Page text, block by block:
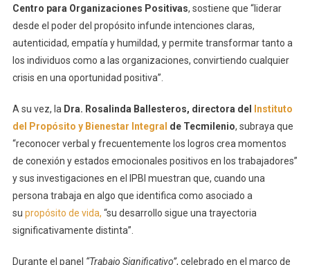
Centro para Organizaciones Positivas, sostiene que “liderar
desde el poder del propósito infunde intenciones claras,
autenticidad, empatía y humildad, y permite transformar tanto a
los individuos como a las organizaciones, convirtiendo cualquier
crisis en una oportunidad positiva”.
A su vez, la Dra. Rosalinda Ballesteros, directora del
Instituto
del Propósito y Bienestar Integral de Tecmilenio, subraya que
“reconocer verbal y frecuentemente los logros crea momentos
de conexión y estados emocionales positivos en los trabajadores”
y sus investigaciones en el IPBI muestran que, cuando una
persona trabaja en algo que identifica como asociado a
su propósito de vida, “su desarrollo sigue una trayectoria
significativamente distinta”.
Durante el panel “Trabajo Significativo”, celebrado en el marco de